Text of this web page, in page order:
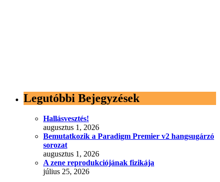
Legutóbbi Bejegyzések
Hallásvesztés!
augusztus 1, 2026
Bemutatkozik a Paradigm Premier v2 hangsugárzó
sorozat
augusztus 1, 2026
A zene reprodukciójának fizikája
július 25, 2026